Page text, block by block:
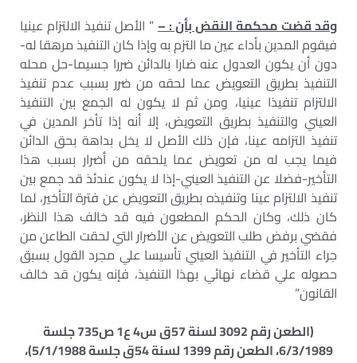
وقد قضت محكمة النقض بأن : –” الأصل تنفيذ الالتزام عينيا
فيقوم المدين بأداء عين ما التزم به وإذا كان التنفيذ مرهقا له-
دون أن يكون العدول عنه ضارا بالدائن ضررا جسيما-حل محله
التنفيذ بطريق التعويض عما لحقه من ضرر بسبب عدم تنفيذ
الالتزام تنفيذا عينيا، ومن ثم لا يكون له الجمع بين التنفيذ
العيني والتنفيذ بطريق التعويض، إلا أنه إذا تأخر المدين في
تنفيذ التزامه عينا، فإن ذلك الأصل لا يخل بداهة بحق الدائن
فيما يجب له من تعويض عما يلحقه من أضرار بسبب هذا
التأخير-فضلا عن التنفيذ العيني-إذا لا يكون عندئذ قد جمع بين
تنفيذ الالتزام عينا وتنفيذه بطريق التعويض عن فترة التأخير، لما
كان ذلك، وكان الحكم المطعون فيه قد خالف هذا النظر،
فقضي برفض طلب التعويض عن الأضرار التي لحقت الطاعن من
جراء التأخير في التنفيذ العيني تأسيسا علي مجرد القول بسبق
حصوله علي قضاء نهائي بهذا التنفيذ، فإنه يكون قد خالف
القانون”
(الطعن رقم 3092 لسنة 57ق س4 ع1 ص735 جلسة
6/3/1989، الطعن رقم 1399 لسنة 54ق جلسة 5/1/1988)،